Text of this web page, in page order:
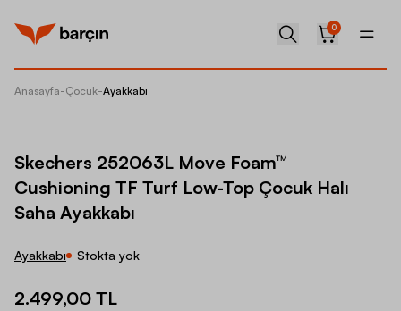
0
Anasayfa-Çocuk-Ayakkabı
Skechers 252063L Move Foam™
Cushioning TF Turf Low-Top Çocuk Halı
Saha Ayakkabı
Ayakkabı Stokta yok
2.499,00 TL